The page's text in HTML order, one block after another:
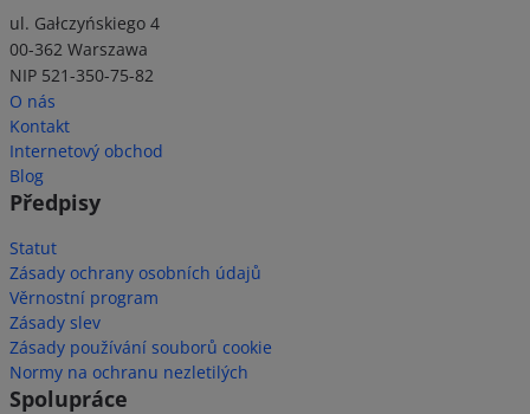
ul. Gałczyńskiego 4
00-362 Warszawa
NIP 521-350-75-82
O nás
Kontakt
Internetový obchod
Blog
Předpisy
Statut
Zásady ochrany osobních údajů
Věrnostní program
Zásady slev
Zásady používání souborů cookie
Normy na ochranu nezletilých
Spolupráce